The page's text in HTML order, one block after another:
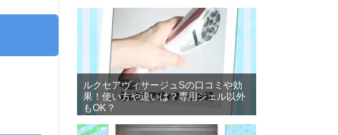
ルクセアヴィサージュSの口コミや効
果！使い方や違いは？専用ジェル以外
もOK？